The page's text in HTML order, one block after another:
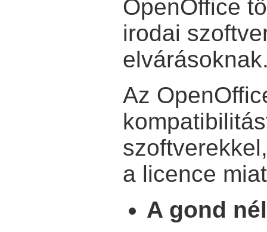
OpenOffice
irodai
Az
a licence
A gond